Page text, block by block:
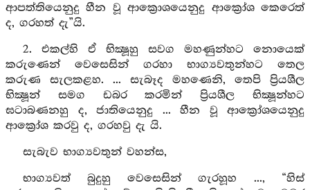
ආපත්තියෙනුදු හීන වූ ආක්‍රොශයෙනුදු ආක්‍රෝශ කෙරෙත්
ද, ගරහත් දැ”යි.
2. එකල්හි ඒ භික්‍ෂූහු සවග මහණුන්හට නොයෙක්
කරුණෙන් වෙසෙසින් ගරහා භාග්‍යවතුන්හට තෙල
කරුණ සැලකළහ. ... සැබෑද මහණෙනි, තෙපි ප්‍රියශීල
භික්‍ෂූන් සමග ඩබර කරමින් ප්‍රියශීල භික්‍ෂූන්හට
ඝටාබණනහු ද, ජාතියෙනුදු ... හීන වූ ආක්‍රෝශයෙනුදු
ආක්‍රෝශ කරවු ද, ගරහවු දැ යි.
සැබැව භාග්‍යවතුන් වහන්ස,
භාග්‍යවත් බුදුහු වෙසෙසින් ගැරහූහ ..., “හිස්